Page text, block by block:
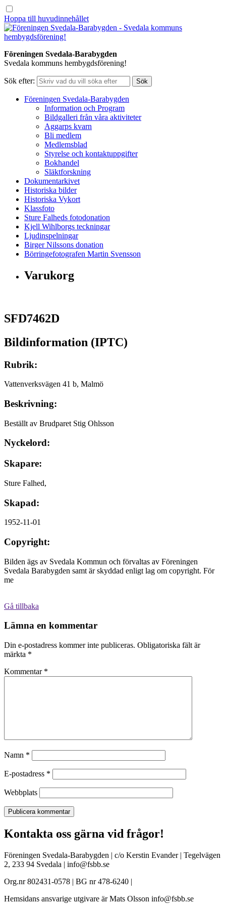
Hoppa till huvudinnehållet
Föreningen Svedala-Barabygden
Svedala kommuns hembygdsförening!
Sök efter:
Föreningen Svedala-Barabygden
Information och Program
Bildgalleri från våra aktiviteter
Aggarps kvarn
Bli medlem
Medlemsblad
Styrelse och kontaktuppgifter
Bokhandel
Släktforskning
Dokumentarkivet
Historiska bilder
Historiska Vykort
Klassfoto
Sture Falheds fotodonation
Kjell Wihlborgs teckningar
Ljudinspelningar
Birger Nilssons donation
Börringefotografen Martin Svensson
Varukorg
SFD7462D
Bildinformation (IPTC)
Rubrik:
Vattenverksvägen 41 b, Malmö
Beskrivning:
Beställt av Brudparet Stig Ohlsson
Nyckelord:
Skapare:
Sture Falhed,
Skapad:
1952-11-01
Copyright:
Bilden ägs av Svedala Kommun och förvaltas av Föreningen
Svedala Barabygden samt är skyddad enligt lag om copyright. För
me
Gå tillbaka
Lämna en kommentar
Din e-postadress kommer inte publiceras. Obligatoriska fält är
märkta *
Kommentar *
Namn *
E-postadress *
Webbplats
Kontakta oss gärna vid frågor!
Föreningen Svedala-Barabygden | c/o Kerstin Evander | Tegelvägen
2, 233 94 Svedala | info@fsbb.se
Org.nr 802431-0578 | BG nr 478-6240 |
Hemsidans ansvarige utgivare är Mats Olsson info@fsbb.se